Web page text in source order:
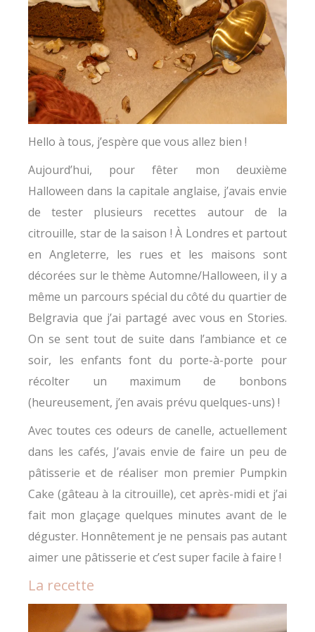
Hello à tous, j’espère que vous allez bien !
Aujourd’hui, pour fêter mon deuxième
Halloween dans la capitale anglaise, j’avais envie
de tester plusieurs recettes autour de la
citrouille, star de la saison ! À Londres et partout
en Angleterre, les rues et les maisons sont
décorées sur le thème Automne/Halloween, il y a
même un parcours spécial du côté du quartier de
Belgravia que j’ai partagé avec vous en Stories.
On se sent tout de suite dans l’ambiance et ce
soir, les enfants font du porte-à-porte pour
récolter un maximum de bonbons
(heureusement, j’en avais prévu quelques-uns) !
Avec toutes ces odeurs de canelle, actuellement
dans les cafés, J’avais envie de faire un peu de
pâtisserie et de réaliser mon premier Pumpkin
Cake (gâteau à la citrouille), cet après-midi et j’ai
fait mon glaçage quelques minutes avant de le
déguster. Honnêtement je ne pensais pas autant
aimer une pâtisserie et c’est super facile à faire !
La recette